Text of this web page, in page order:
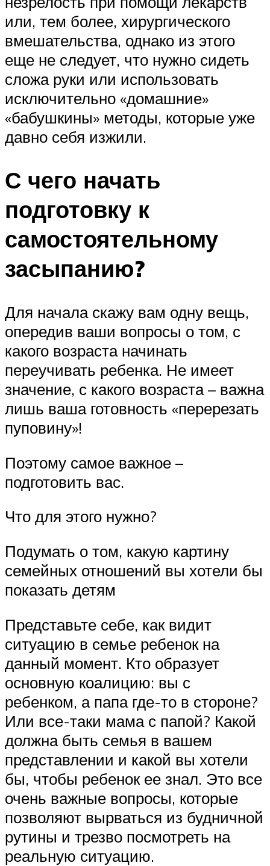
или, тем более, хирургического
вмешательства, однако из этого
еще не следует, что нужно сидеть
сложа руки или использовать
исключительно «домашние»
«бабушкины» методы, которые уже
давно себя изжили.
С чего начать
подготовку к
самостоятельному
засыпанию?
Для начала скажу вам одну вещь,
опередив ваши вопросы о том, с
какого возраста начинать
переучивать ребенка. Не имеет
значение, с какого возраста – важна
лишь ваша готовность «перерезать
пуповину»!
Поэтому самое важное –
подготовить вас.
Что для этого нужно?
Подумать о том, какую картину
семейных отношений вы хотели бы
показать детям
Представьте себе, как видит
ситуацию в семье ребенок на
данный момент. Кто образует
основную коалицию: вы с
ребенком, а папа где-то в стороне?
Или все-таки мама с папой? Какой
должна быть семья в вашем
представлении и какой вы хотели
бы, чтобы ребенок ее знал. Это все
очень важные вопросы, которые
позволяют вырваться из будничной
рутины и трезво посмотреть на
реальную ситуацию.